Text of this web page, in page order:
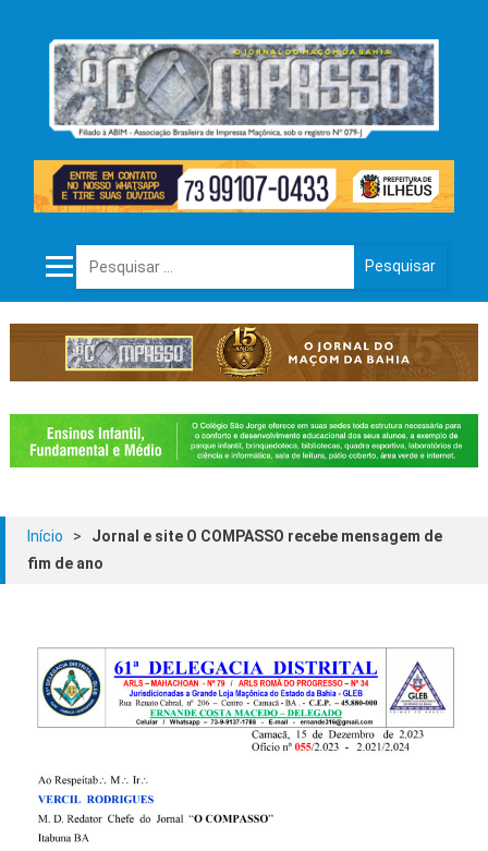
Pesquisar por:
Início >
Jornal e site O COMPASSO recebe mensagem de
fim de ano